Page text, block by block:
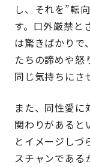
し、それを”転
す。口外厳禁と
は驚きばかりで
たちの諦めや怒
同じ気持ちにさ
また、同性愛に
関わりがあると
とイメージしづ
スチャンである